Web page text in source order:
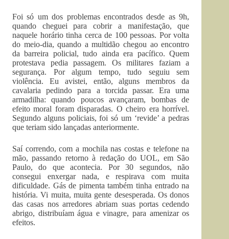
Foi só um dos problemas encontrados desde as 9h,
quando cheguei para cobrir a manifestação, que
naquele horário tinha cerca de 100 pessoas. Por volta
do meio-dia, quando a multidão chegou ao encontro
da barreira policial, tudo ainda era pacífico. Quem
protestava pedia passagem. Os militares faziam a
segurança. Por algum tempo, tudo seguiu sem
violência. Eu avistei, então, alguns membros da
cavalaria pedindo para a torcida passar. Era uma
armadilha: quando poucos avançaram, bombas de
efeito moral foram disparadas. O cheiro era horrível.
Segundo alguns policiais, foi só um ‘revide’ a pedras
que teriam sido lançadas anteriormente.
Saí correndo, com a mochila nas costas e telefone na
mão, passando retorno à redação do UOL, em São
Paulo, do que acontecia. Por 30 segundos, não
consegui enxergar nada, e respirava com muita
dificuldade. Gás de pimenta também tinha entrado na
história. Vi muita, muita gente desesperada. Os donos
das casas nos arredores abriam suas portas cedendo
abrigo, distribuíam água e vinagre, para amenizar os
efeitos.